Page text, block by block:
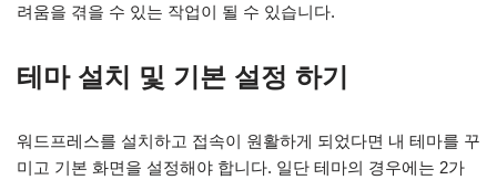
려움을 겪을 수 있는 작업이 될 수 있습니다.
테마 설치 및 기본 설정 하기
워드프레스를 설치하고 접속이 원활하게 되었다면 내 테마를 꾸
미고 기본 화면을 설정해야 합니다. 일단 테마의 경우에는 2가